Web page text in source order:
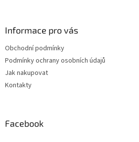
Informace pro vás
Obchodní podmínky
Podmínky ochrany osobních údajů
Jak nakupovat
Kontakty
Facebook